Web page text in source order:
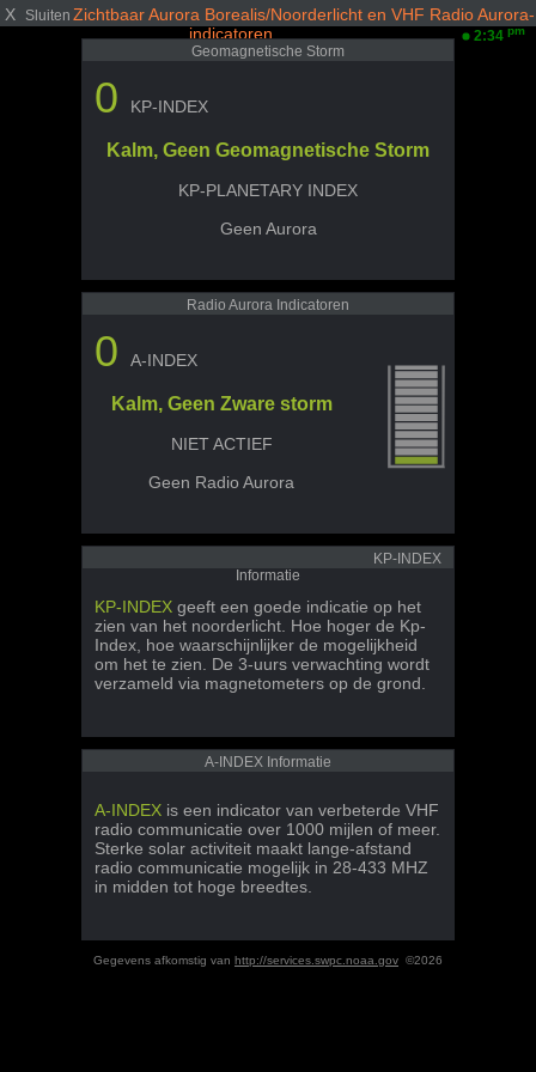
X Sluiten Zichtbaar Aurora Borealis/Noorderlicht en VHF Radio Aurora-
indicatoren
2:34 pm
Geomagnetische Storm
0 KP-INDEX
Kalm, Geen Geomagnetische Storm
KP-PLANETARY INDEX
Geen Aurora
Radio Aurora Indicatoren
0 A-INDEX
Kalm, Geen Zware storm
NIET ACTIEF
Geen Radio Aurora
KP-INDEX
Informatie
KP-INDEX geeft een goede indicatie op het
zien van het noorderlicht. Hoe hoger de Kp-
Index, hoe waarschijnlijker de mogelijkheid
om het te zien. De 3-uurs verwachting wordt
verzameld via magnetometers op de grond.
A-INDEX Informatie
A-INDEX is een indicator van verbeterde VHF
radio communicatie over 1000 mijlen of meer.
Sterke solar activiteit maakt lange-afstand
radio communicatie mogelijk in 28-433 MHZ
in midden tot hoge breedtes.
Gegevens afkomstig van http://services.swpc.noaa.gov ©2026